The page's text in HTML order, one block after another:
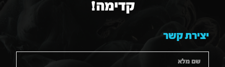
קדימה!
יצירת קשר